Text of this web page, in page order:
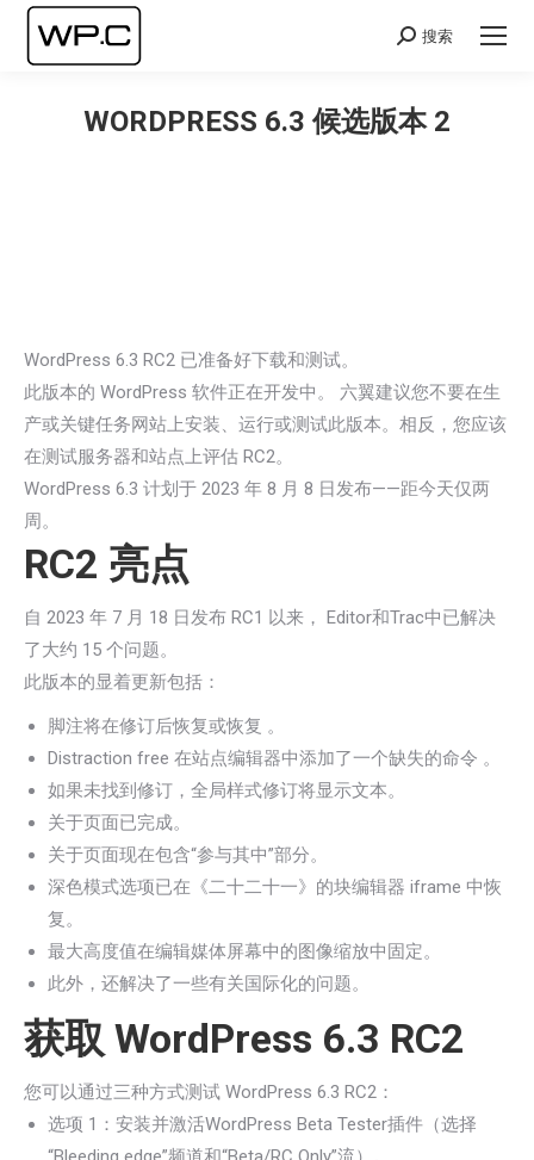
Search:
搜索
WORDPRESS 6.3 候选版本 2
WordPress 6.3 RC2 已准备好下载和测试。
此版本的 WordPress 软件正在开发中。 六翼建议您不要在生
产或关键任务网站上安装、运行或测试此版本。相反，您应该
在测试服务器和站点上评估 RC2。
WordPress 6.3 计划于 2023 年 8 月 8 日发布——距今天仅两
周。
RC2 亮点
自 2023 年 7 月 18 日发布 RC1 以来， Editor和Trac中已解决
了大约 15 个问题。
此版本的显着更新包括：
脚注将在修订后恢复或恢复 。
Distraction free 在站点编辑器中添加了一个缺失的命令 。
如果未找到修订，全局样式修订将显示文本。
关于页面已完成。
关于页面现在包含“参与其中”部分。
深色模式选项已在《二十二十一》的块编辑器 iframe 中恢
复。
最大高度值在编辑媒体屏幕中的图像缩放中固定。
此外，还解决了一些有关国际化的问题。
获取 WordPress 6.3 RC2
您可以通过三种方式测试 WordPress 6.3 RC2：
选项 1：安装并激活WordPress Beta Tester插件（选择